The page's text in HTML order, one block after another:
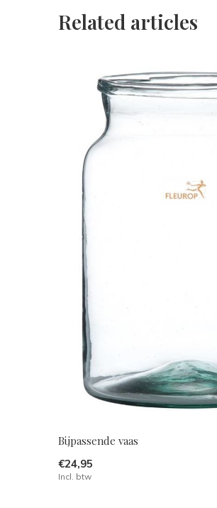
Related articles
Bijpassende vaas
€24,95
Incl. btw